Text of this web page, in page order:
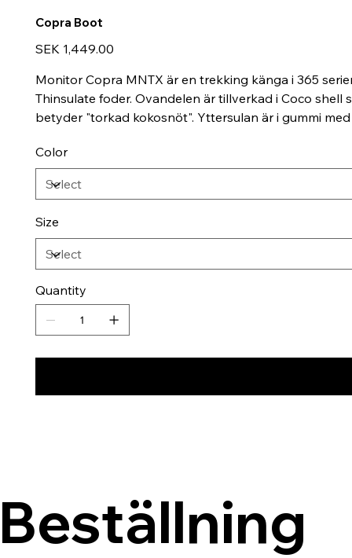
Copra Boot
Price
SEK 1,449.00
Monitor Copra MNTX är en trekking känga i 365
Thinsulate foder. Ovandelen är tillverkad i Coco
betyder "torkad kokosnöt". Yttersulan är i gummi
Color
Size
Quantity